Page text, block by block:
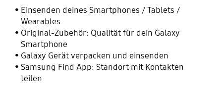
Einsenden deines Smartphones / Tablets /
Wearables
Original-Zubehör: Qualität für dein Galaxy
Smartphone
Galaxy Gerät verpacken und einsenden
Samsung Find App: Standort mit Kontakten
teilen